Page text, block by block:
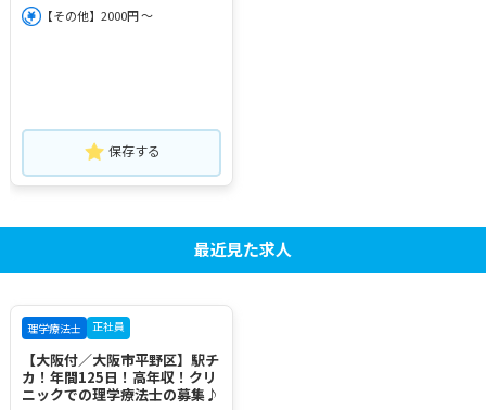
【その他】2000円 ～
保存する
最近見た求人
理学療法士 正社員
【大阪付／大阪市平野区】駅チ
カ！年間125日！高年収！クリ
ニックでの理学療法士の募集♪